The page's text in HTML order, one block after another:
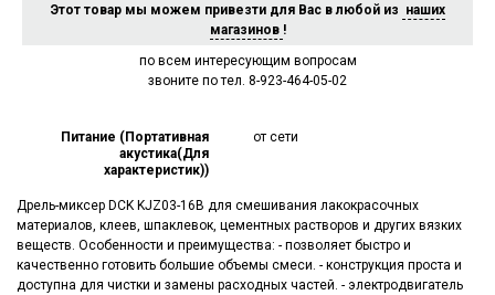
Этот товар мы можем привезти для Вас в любой из наших
магазинов !
по всем интересующим вопросам
звоните по тел. 8-923-464-05-02
Питание (Портативная
акустика(Для
характеристик))
от сети
Дрель-миксер DCK KJZ03-16B для смешивания лакокрасочных
материалов, клеев, шпаклевок, цементных растворов и других вязких
веществ. Особенности и преимущества: - позволяет быстро и
качественно готовить большие объемы смеси. - конструкция проста и
доступна для чистки и замены расходных частей. - электродвигатель